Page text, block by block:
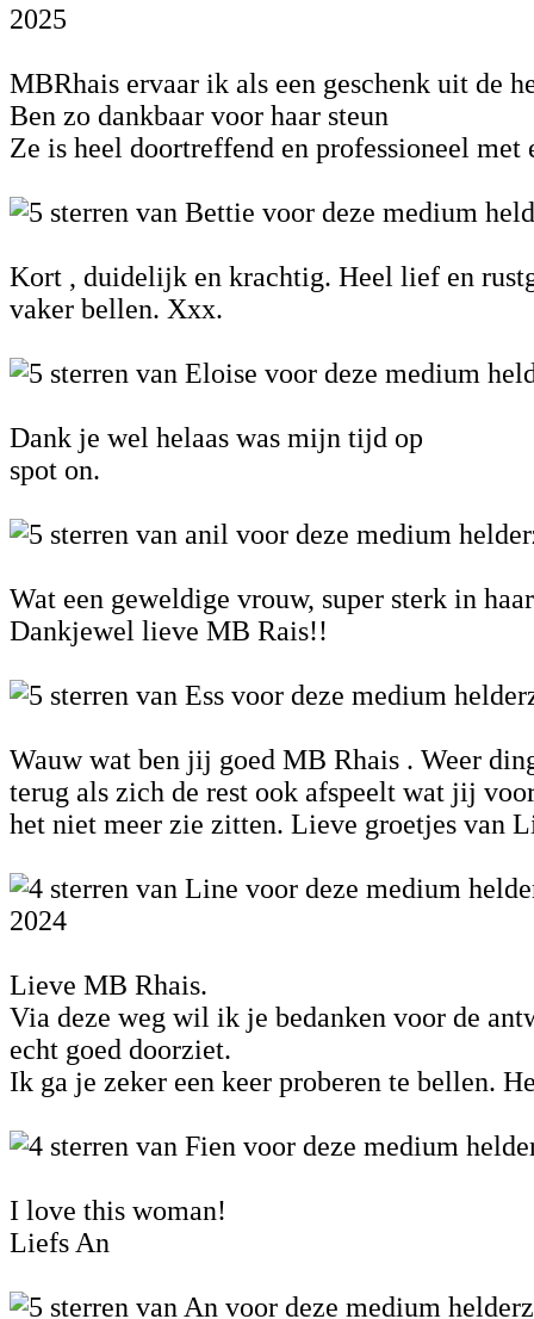
2025
MBRhais ervaar ik als een geschenk uit de
Ben zo dankbaar voor haar steun
Ze is heel doortreffend en professioneel met
Kort , duidelijk en krachtig. Heel lief en
vaker bellen. Xxx.
Dank je wel helaas was mijn tijd op
spot on.
Wat een geweldige vrouw, super sterk in
Dankjewel lieve MB Rais!!
Wauw wat ben jij goed MB Rhais . Weer
terug als zich de rest ook afspeelt wat jij
het niet meer zie zitten. Lieve groetjes van
2024
Lieve MB Rhais.
Via deze weg wil ik je bedanken voor de
echt goed doorziet.
Ik ga je zeker een keer proberen te bellen.
I love this woman!
Liefs An